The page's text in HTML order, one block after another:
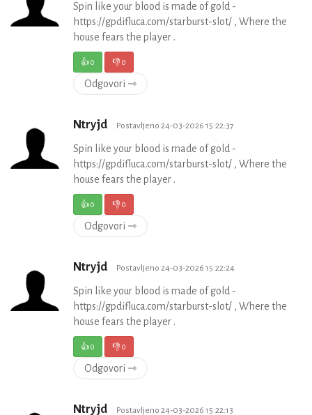
Spin like your blood is made of gold -
https://gpdifluca.com/starburst-slot/ , Where the
house fears the player .
👍0 👎0
Odgovori ⇾
Ntryjd Postavljeno 24-03-2026 15:22:37
Spin like your blood is made of gold -
https://gpdifluca.com/starburst-slot/ , Where the
house fears the player .
👍0 👎0
Odgovori ⇾
Ntryjd Postavljeno 24-03-2026 15:22:24
Spin like your blood is made of gold -
https://gpdifluca.com/starburst-slot/ , Where the
house fears the player .
👍0 👎0
Odgovori ⇾
Ntryjd Postavljeno 24-03-2026 15:22:13